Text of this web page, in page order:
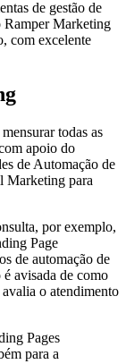
de gestão de
Ramper Marketing
com excelente
todas as
apoio do
de Automação de
Marketing para
por exemplo,
Page
de automação de
avisada de como
o atendimento
Pages
para a